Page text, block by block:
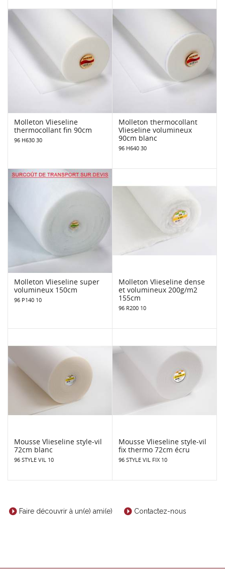
Molleton Vlieseline
thermocollant fin 90cm
96 H630 30
Molleton thermocollant
Vlieseline volumineux
90cm blanc
96 H640 30
Molleton Vlieseline super
volumineux 150cm
96 P140 10
Molleton Vlieseline dense
et volumineux 200g/m2
155cm
96 R200 10
Mousse Vlieseline style-vil
72cm blanc
96 STYLE VIL 10
Mousse Vlieseline style-vil
fix thermo 72cm écru
96 STYLE VIL FIX 10
Faire découvrir à un(e) ami(e) Contactez-nous